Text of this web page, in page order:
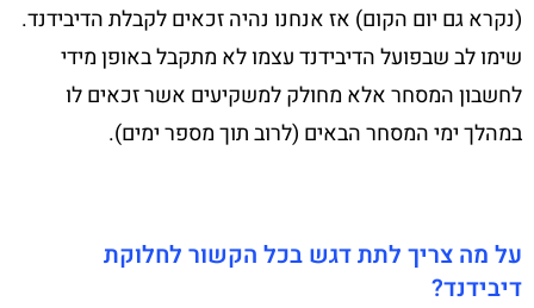
(נקרא גם יום הקום) אז אנחנו נהיה זכאים לקבלת הדיבידנד.
שימו לב שבפועל הדיבידנד עצמו לא מתקבל באופן מידי
לחשבון המסחר אלא מחולק למשקיעים אשר זכאים לו
במהלך ימי המסחר הבאים (לרוב תוך מספר ימים).
על מה צריך לתת דגש בכל הקשור לחלוקת
דיבידנד?